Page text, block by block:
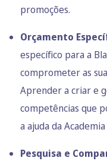
promoções.
Orçamento
específico para a
comprometer as
Aprender a criar e
competências que
a ajuda da
Pesquisa e